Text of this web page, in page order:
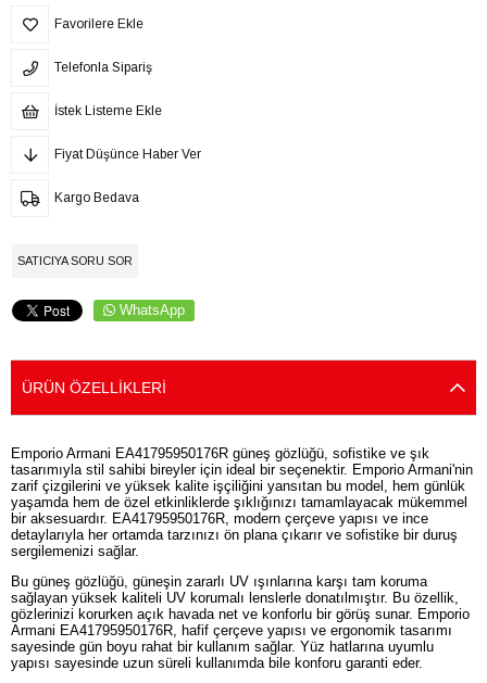
Favorilere Ekle
Telefonla Sipariş
İstek Listeme Ekle
Fiyat Düşünce Haber Ver
Kargo Bedava
SATICIYA SORU SOR
WhatsApp
ÜRÜN ÖZELLIKLERI
Emporio Armani EA41795950176R güneş gözlüğü, sofistike ve şık
tasarımıyla stil sahibi bireyler için ideal bir seçenektir. Emporio Armani'nin
zarif çizgilerini ve yüksek kalite işçiliğini yansıtan bu model, hem günlük
yaşamda hem de özel etkinliklerde şıklığınızı tamamlayacak mükemmel
bir aksesuardır. EA41795950176R, modern çerçeve yapısı ve ince
detaylarıyla her ortamda tarzınızı ön plana çıkarır ve sofistike bir duruş
sergilemenizi sağlar.
Bu güneş gözlüğü, güneşin zararlı UV ışınlarına karşı tam koruma
sağlayan yüksek kaliteli UV korumalı lenslerle donatılmıştır. Bu özellik,
gözlerinizi korurken açık havada net ve konforlu bir görüş sunar. Emporio
Armani EA41795950176R, hafif çerçeve yapısı ve ergonomik tasarımı
sayesinde gün boyu rahat bir kullanım sağlar. Yüz hatlarına uyumlu
yapısı sayesinde uzun süreli kullanımda bile konforu garanti eder.